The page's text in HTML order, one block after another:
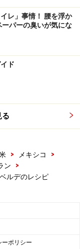
タマネギ、へたを
使う）をミキサ
ても問題ありま
稼働しない場合
加えすぎないよ
、トマトの食感が
スト。
火にかけます。こ
したらすぐに火
レ」事情！ 腰を浮か
パーの臭いが気にな
ド
る
> メキシコ
>
ン
>
ルデのレシピ
ーポリシー